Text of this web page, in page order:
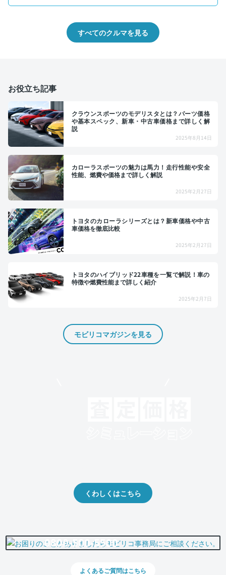
すべてのクルマを見る
お役立ち記事
クラウンスポーツのモデリスタとは？パーツ価格
や基本スペック、新車・中古車価格まで詳しく解
説
2025年8月14日
カローラスポーツの魅力は馬力！走行性能や安全
性能、燃費や価格まで詳しく解説
2025年2月27日
トヨタのカローラシリーズとは？新車価格や中古
車価格を徹底比較
2025年2月27日
トヨタのハイブリッド22車種を一覧で解説！車の
特徴や燃費性能まで詳しく紹介
2025年2月7日
モビリコマガジンを見る
くわしくはこちら
0800-500-5500
よくあるご質問はこちら